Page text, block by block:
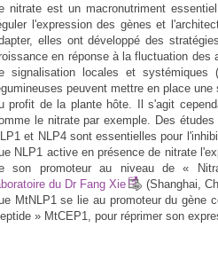
nitrate est un macronutriment
l'expression des gènes et
elles ont développé des
en réponse à la fluctuation des
signalisation locales et
peuvent mettre en place
profit de la plante hôte. Il s'agit
le nitrate par exemple. Des
et NLP4 sont essentielles pour
NLP1 active en présence de nitrate
son promoteur au niveau de «
du Dr Fang Xie
(Shanghai,
MtNLP1 se lie au promoteur du gène
» MtCEP1, pour réprimer son